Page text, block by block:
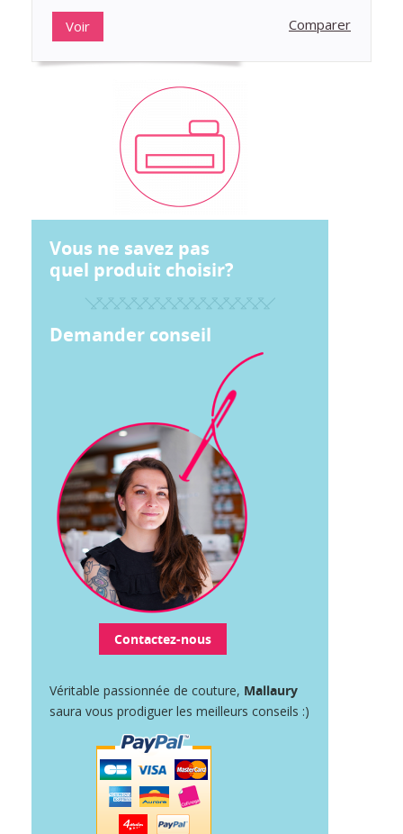
Voir Comparer
Vous ne savez pas
quel produit choisir?
Demander conseil
Contactez-nous
Véritable passionnée de couture, Mallaury
saura vous prodiguer les meilleurs conseils :)